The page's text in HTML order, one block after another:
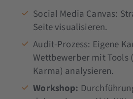
Social Media Canvas:
Seite visualisieren.
Audit-Prozess: Eigene
Wettbewerber mit Tools
Karma) analysieren.
Workshop: